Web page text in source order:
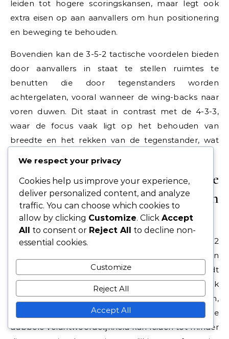
leiden tot hogere scoringskansen, maar legt ook
extra eisen op aan aanvallers om hun positionering
en beweging te behouden.
Bovendien kan de 3-5-2 tactische voordelen bieden
door aanvallers in staat te stellen ruimtes te
benutten die door tegenstanders worden
achtergelaten, vooral wanneer de wing-backs naar
voren duwen. Dit staat in contrast met de 4-3-3,
waar de focus vaak ligt op het behouden van
breedte en het rekken van de tegenstander, wat
Afwegingen in de
verantwoordelijkheden van
aanvallers tussen formaties
De verantwoordelijkheden van aanvallers in de 3-5-2
formatie vereisen een balans tussen aanvallende en
defensieve taken. Hoewel van aanvallers wordt
verwacht dat ze doelpunten scoren, moeten ze ook
bijdragen aan de defensieve structuur van het team,
vooral wanneer de wing-backs hoog staan. Deze
dubbele verantwoordelijkheid kan leiden tot minder
We respect your privacy
Cookies help us improve your experience,
deliver personalized content, and analyze
traffic. You can choose which cookies to
allow by clicking Customize. Click Accept
All to consent or Reject All to decline non-
essential cookies.
Customize
Reject All
Accept All